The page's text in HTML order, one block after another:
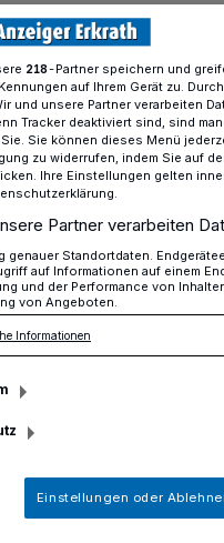
im Rathaus Christoph
Stadt
Schultz lud
Sangari
218-Partner speichern und
auf Ihrem Gerät zu.
und unsere Partner verarbeiten
Tracker deaktiviert sind, sind
Sie können dieses Menü
zu widerrufen, indem Sie auf
Ihre Einstellungen gelten
Partner verarbeiten
genauer Standortdaten.
auf Informationen auf einem
und der Performance von
von Angeboten.
Informationen
Einstellungen oder